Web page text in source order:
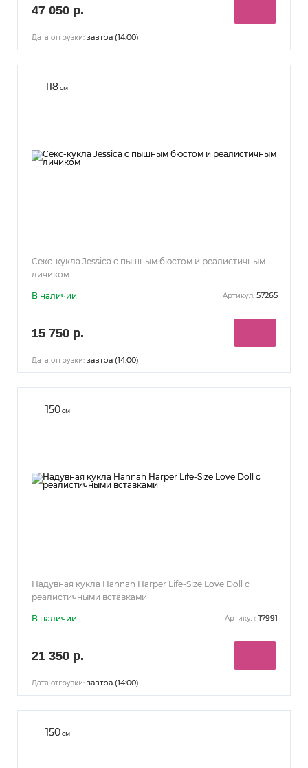
47 050 р.
Дата отгрузки: завтра (14:00)
118см
Секс-кукла Jessica с пышным бюстом и реалистичным
личиком
В наличии Артикул: 57265
15 750 р.
Дата отгрузки: завтра (14:00)
150см
Надувная кукла Hannah Harper Life-Size Love Doll с
реалистичными вставками
В наличии Артикул: 17991
21 350 р.
Дата отгрузки: завтра (14:00)
150см